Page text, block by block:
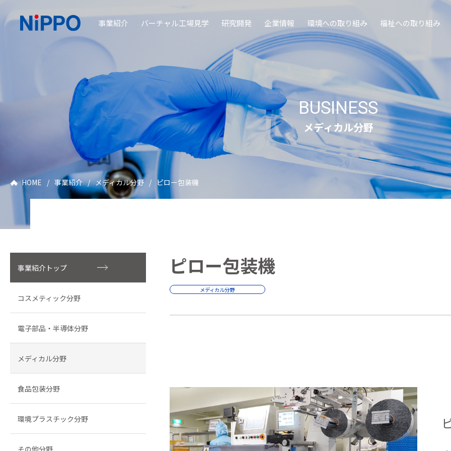
事業紹介 バーチャル工場見学 研究開発 企業情報 環境への取り組み 福祉への取り組み
BUSINESS
メディカル分野
HOME / 事業紹介 / メディカル分野 / ピロー包装機
事業紹介トップ
コスメティック分野
電子部品・半導体分野
メディカル分野
食品包装分野
環境プラスチック分野
その他分野
ピロー包装機
メディカル分野